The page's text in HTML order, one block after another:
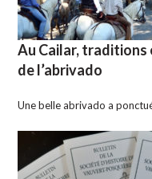
Au Cailar,
de l’abrivado
Une belle abrivado a